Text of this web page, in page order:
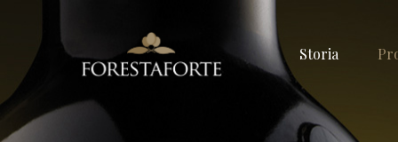
extravergine
Storia